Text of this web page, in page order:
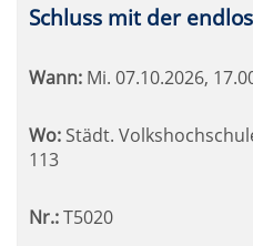
Schluss mit der
Wann: Mi. 07.10.2026,
Wo: Städt.
113
Nr.:T5020